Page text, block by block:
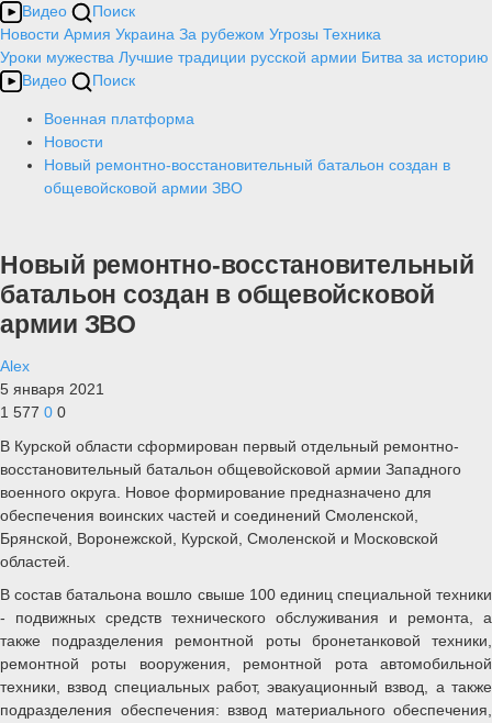
Видео
Поиск
Новости Армия Украина За рубежом Угрозы Техника
Уроки мужества Лучшие традиции русской армии Битва за историю
Видео
Поиск
Военная платформа
Новости
Новый ремонтно-восстановительный батальон создан в
общевойсковой армии ЗВО
Новый ремонтно-восстановительный
батальон создан в общевойсковой
армии ЗВО
Alex
5 января 2021
1 577 0 0
В Курской области сформирован первый отдельный ремонтно-
восстановительный батальон общевойсковой армии Западного
военного округа. Новое формирование предназначено для
обеспечения воинских частей и соединений Смоленской,
Брянской, Воронежской, Курской, Смоленской и Московской
областей.
В состав батальона вошло свыше 100 единиц специальной техники
- подвижных средств технического обслуживания и ремонта, а
также подразделения ремонтной роты бронетанковой техники,
ремонтной роты вооружения, ремонтной рота автомобильной
техники, взвод специальных работ, эвакуационный взвод, а также
подразделения обеспечения: взвод материального обеспечения,